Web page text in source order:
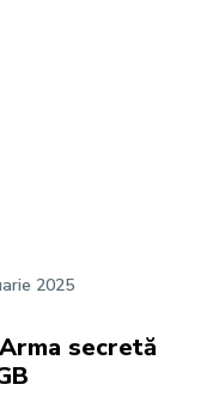
2025
secretă